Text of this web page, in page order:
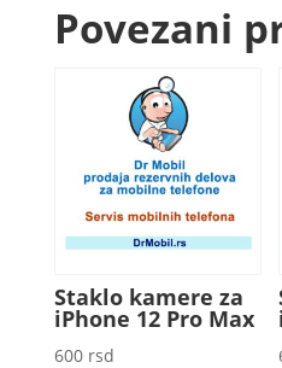
Povezani
Staklo kamere za
iPhone 12 Pro Max
600 rsd